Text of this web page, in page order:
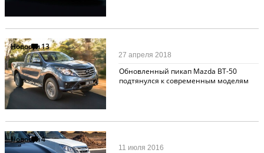
Новости13
Обновленный пикап Mazda BT-50
подтянулся к современным моделям
27 апреля 2018
Новости4
11 июля 2016